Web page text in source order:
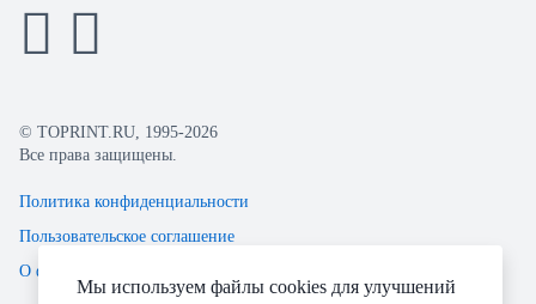
© TOPRINT.RU, 1995-2026
Все права защищены.
Политика конфиденциальности
Пользовательское соглашение
О файлах Cookie
Мы используем файлы cookies для улучшений